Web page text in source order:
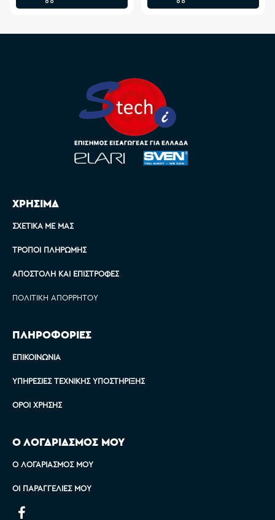
ΧΡΗΣΙΜΑ
ΣΧΕΤΙΚΆ ΜΕ ΜΑΣ
ΤΡΌΠΟΙ ΠΛΗΡΩΜΉΣ
ΑΠΟΣΤΟΛΉ ΚΑΙ ΕΠΙΣΤΡΟΦΈΣ
ΠΟΛΙΤΙΚΉ ΑΠΟΡΡΉΤΟΥ
ΠΛΗΡΟΦΟΡΙΕΣ
ΕΠΙΚΟΙΝΩΝΊΑ
ΥΠΗΡΕΣΊΕΣ ΤΕΧΝΙΚΉΣ ΥΠΟΣΤΉΡΙΞΗΣ
ΌΡΟΙ ΧΡΉΣΗΣ
Ο ΛΟΓΑΡΙΑΣΜΟΣ ΜΟΥ
Ο ΛΟΓΑΡΙΑΣΜΌΣ ΜΟΥ
ΟΙ ΠΑΡΑΓΓΕΛΊΕΣ ΜΟΥ